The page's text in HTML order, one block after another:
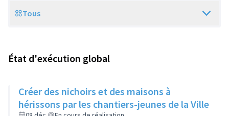
Scope
Tous
État d'exécution global
Créer des nichoirs et des maisons à
hérissons par les chantiers-jeunes de la Ville